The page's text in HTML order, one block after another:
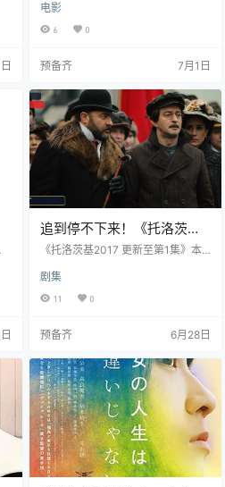
谋杀案》，讲述大侦探波洛（肯尼
思·布拉纳 Kenneth Branagh 饰）在
电影
6 0
预备齐 7月1日
追到停不下来！《托洛茨基
2017 更新至第1集》 2017
视剧 夸克网盘 高清转存
《托洛茨基2017 更新至第1集》本
合继续追更或补看当前进度。 作品
年份：2017 托洛茨基2017 更新至
链接失效可查看页面提示。
剧集
11 0
预备齐 6月28日